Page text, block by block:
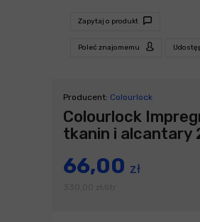
Zapytaj o produkt
Poleć znajomemu
Producent: Colourlock
Colourlock
tkanin i alcantary
66,00 zł